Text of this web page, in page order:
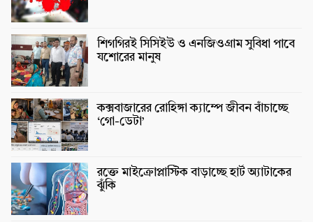
শিগগিরই সিসিইউ ও এনজিওগ্রাম সুবিধা পাবে
যশোরের মানুষ
কক্সবাজারের রোহিঙ্গা ক্যাম্পে জীবন বাঁচাচ্ছে
‘গো-ডেটা’
রক্তে মাইক্রোপ্লাস্টিক বাড়াচ্ছে হার্ট অ্যাটাকের
ঝুঁকি